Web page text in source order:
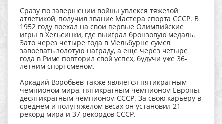
Сразу по завершении войны увлекся тяжелой
атлетикой, получил звание Мастера спорта СССР. В
1952 году поехал на свои первые Олимпийские
игры в Хельсинки, где выиграл бронзовую медаль.
Зато через четыре года в Мельбурне сумел
завоевать золотую награду, а еще через четыре
года в Риме повторил свой успех, будучи уже 36-
летним спортсменом.
Аркадий Воробьев также является пятикратным
чемпионом мира, пятикратным чемпионом Европы,
десятикратным чемпионом СССР. За свою карьеру в
среднем и полутяжелом весах он установил 21
рекорд мира и 37 рекордов СССР.